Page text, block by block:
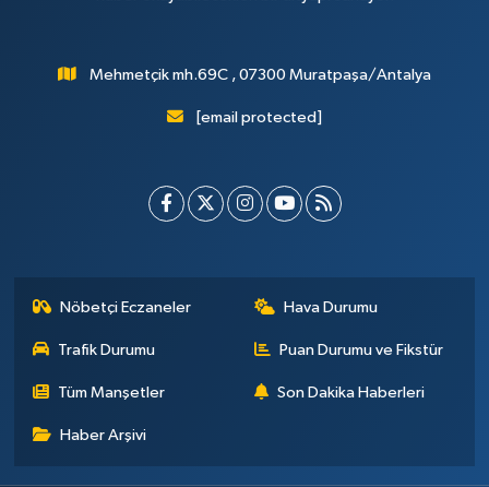
Mehmetçik mh.69C , 07300 Muratpaşa/Antalya
[email protected]
Nöbetçi Eczaneler Hava Durumu
Trafik Durumu Puan Durumu ve Fikstür
Tüm Manşetler Son Dakika Haberleri
Haber Arşivi